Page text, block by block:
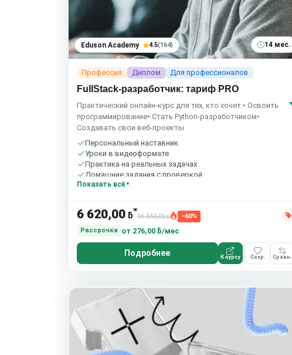
Eduson Academy 4.5(164) 14 мес.
Профессия Диплом Для профессионалов
FullStack-разработчик: тариф PRO
Практический онлайн-курс для тех, кто хочет:• Освоить
программирование• Стать Python-разработчиком•
Создавать свои веб-проекты
Персональный наставник
Уроки в видеоформате
Практика на реальных задачах
Домашние задания с проверкой
Бесплатный пробный урок
Показать всё
6 620,00 ƃ*
16 550,00ƃ
−60%
Рассрочка
от 276,00 ƃ/мес
Подробнее К курсу Сохр. Сравн.